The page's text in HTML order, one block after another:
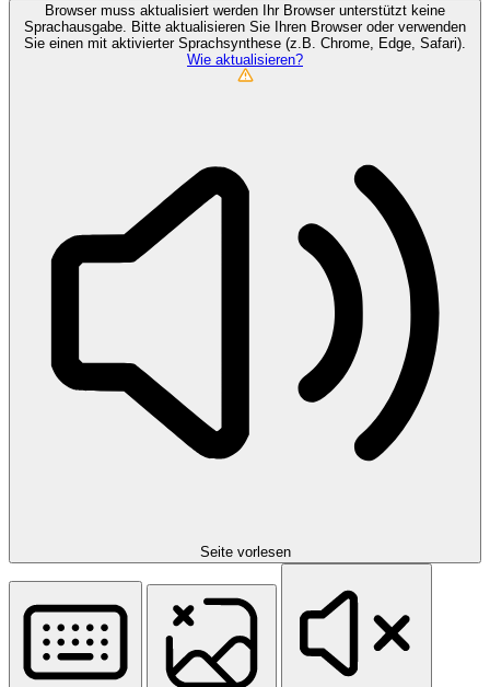
Browser muss aktualisiert werden Ihr Browser unterstützt keine
Sprachausgabe. Bitte aktualisieren Sie Ihren Browser oder verwenden
Sie einen mit aktivierter Sprachsynthese (z.B. Chrome, Edge, Safari).
Wie aktualisieren?
Seite vorlesen